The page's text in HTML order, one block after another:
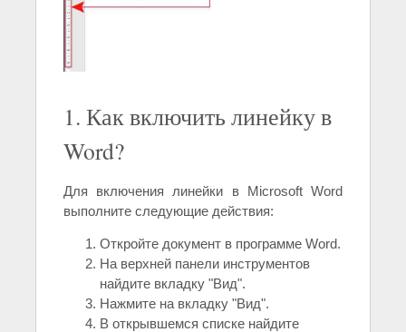
1. Как включить линейку в
Word?
Для включения линейки в Microsoft Word
выполните следующие действия:
Откройте документ в программе Word.
На верхней панели инструментов
найдите вкладку "Вид".
Нажмите на вкладку "Вид".
В открывшемся списке найдите